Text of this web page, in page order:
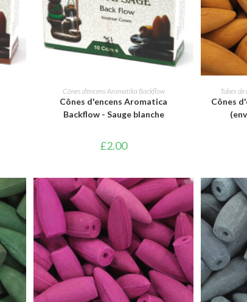
AJOUTER AU PANIER
Cônes d'encens Aromatika Backflow
Cônes d'encens Aromatica
Backflow - Sauge blanche
£2.00
Tubes
Cônes